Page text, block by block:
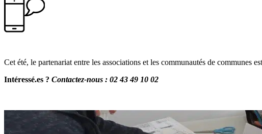
Cet été, le partenariat entre les associations et les communautés de communes
Intéressé.es ? Contactez-nous : 02 43 49 10 02